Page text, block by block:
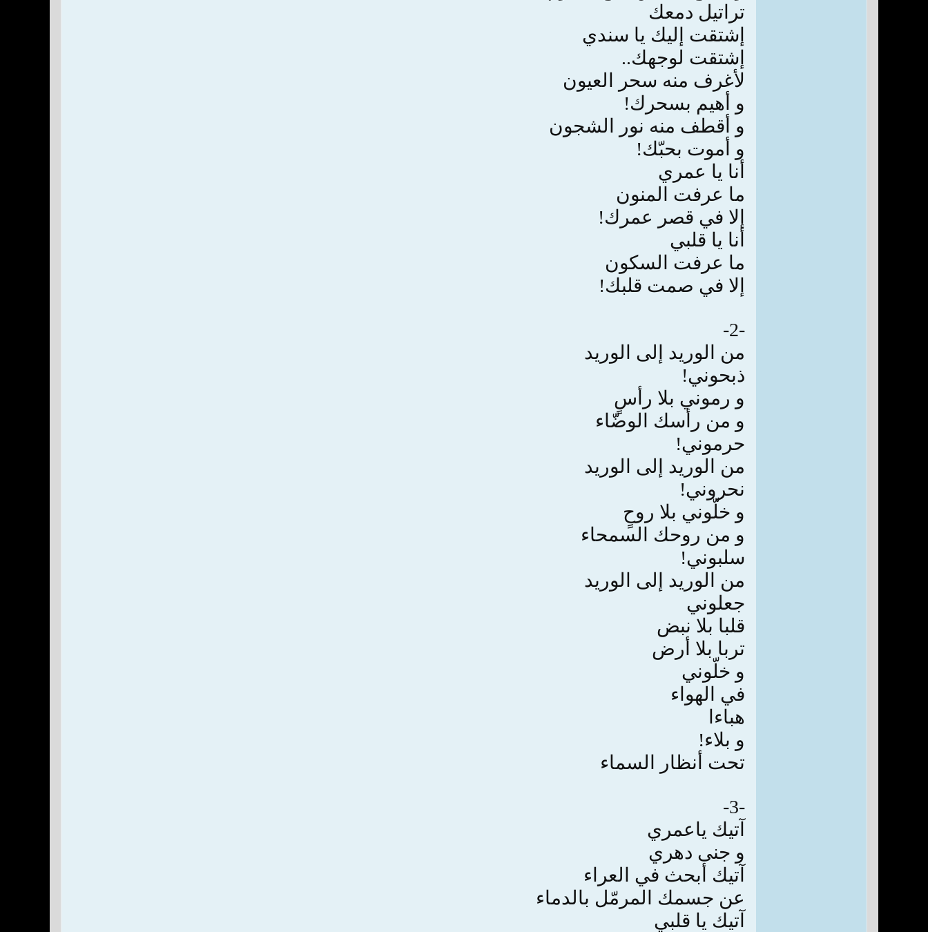
تراتيل دمعك
إشتقت إليك يا سندي
إشتقت لوجهك..
لأغرف منه سحر العيون
و أهيم بسحرك!
و أقطف منه نور الشجون
و أموت بحبّك!
أنا يا عمري
ما عرفت المنون
إلا في قصر عمرك!
أنا يا قلبي
ما عرفت السكون
إلا في صمت قلبك!
-2-
من الوريد إلى الوريد
ذبحوني!
و رموني بلا رأسٍ
و من رأسك الوضّاء
حرموني!
من الوريد إلى الوريد
نحروني!
و خلّوني بلا روحٍ
و من روحك السمحاء
سلبوني!
من الوريد إلى الوريد
جعلوني
قلبا بلا نبض
تربا بلا أرض
و خلّوني
في الهواء
هباءا
و بلاء!
تحت أنظار السماء
-3-
آتيك ياعمري
و جنى دهري
آتيك أبحث في العراء
عن جسمك المرمّل بالدماء
آتيك يا قلبي